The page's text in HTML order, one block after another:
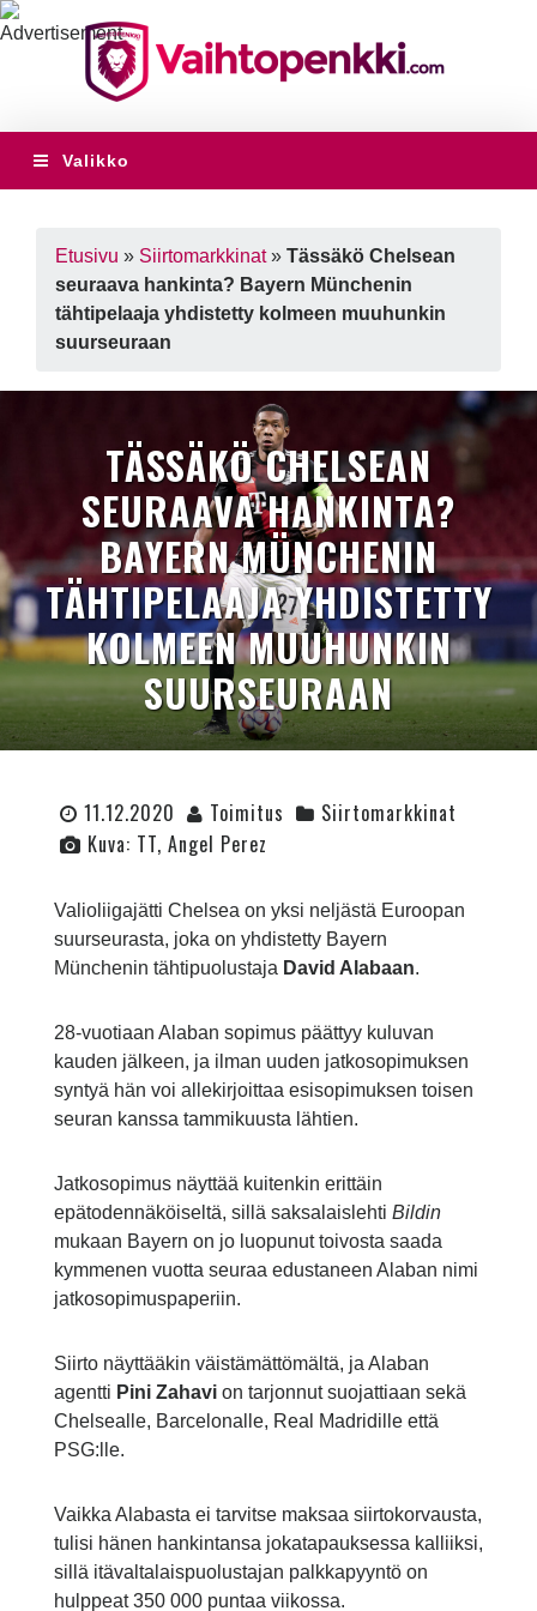
Valikko
Etusivu » Siirtomarkkinat» Tässäkö Chelsean
seuraava hankinta? Bayern Münchenin
tähtipelaaja yhdistetty kolmeen muuhunkin
suurseuraan
TÄSSÄKÖ CHELSEAN
SEURAAVA HANKINTA?
BAYERN MÜNCHENIN
TÄHTIPELAAJA YHDISTETTY
KOLMEEN MUUHUNKIN
SUURSEURAAN
11.12.2020 Toimitus
Siirtomarkkinat
Kuva: TT, Angel Perez
Valioliigajätti Chelsea on yksi neljästä Euroopan
suurseurasta, joka on yhdistetty Bayern
Münchenin tähtipuolustaja David Alabaan.
28-vuotiaan Alaban sopimus päättyy kuluvan
kauden jälkeen, ja ilman uuden jatkosopimuksen
syntyä hän voi allekirjoittaa esisopimuksen toisen
seuran kanssa tammikuusta lähtien.
Jatkosopimus näyttää kuitenkin erittäin
epätodennäköiseltä, sillä saksalaislehti Bildin
mukaan Bayern on jo luopunut toivosta saada
kymmenen vuotta seuraa edustaneen Alaban nimi
jatkosopimuspaperiin.
Siirto näyttääkin väistämättömältä, ja Alaban
agentti Pini Zahavion tarjonnut suojattiaan sekä
Chelsealle, Barcelonalle, Real Madridille että
PSG:lle.
Vaikka Alabasta ei tarvitse maksaa siirtokorvausta,
tulisi hänen hankintansa jokatapauksessa kalliiksi,
sillä itävaltalaispuolustajan palkkapyyntö on
hulppeat 350 000 puntaa viikossa.